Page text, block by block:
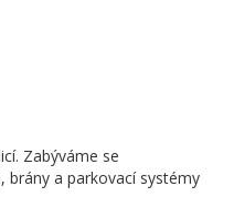
Zabýváme se
a parkovací systémy